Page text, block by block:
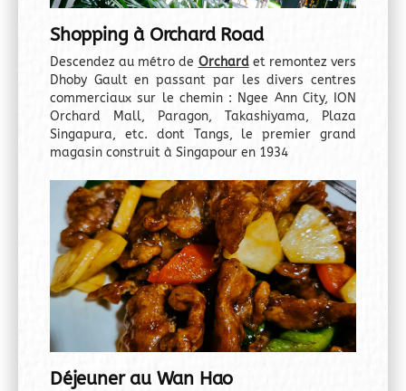
Shopping à Orchard Road
Descendez au métro de Orchardet remontez vers
Dhoby Gault en passant par les divers centres
commerciaux sur le chemin : Ngee Ann City, ION
Orchard Mall, Paragon, Takashiyama, Plaza
Singapura, etc. dont Tangs, le premier grand
magasin construit à Singapour en 1934
Déjeuner au Wan Hao